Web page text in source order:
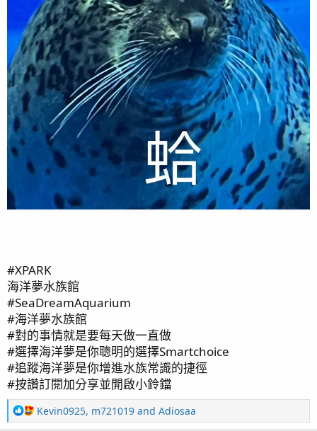
#XPARK
海洋夢水族館
#SeaDreamAquarium
#海洋夢水族館
#對的事情就是要每天做一直做
#選擇海洋夢是你聰明的選擇Smartchoice
#追蹤海洋夢是你增進水族常識的捷徑
#按讚訂閱加分享並開啟小鈴鐺
R
e
Kevin0925, m721019 and Adiosaa